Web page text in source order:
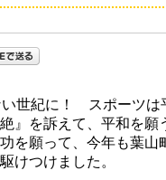
世紀に！ スポーツは
』を訴えて、平和を
を願って、今年も葉山
けつけました。